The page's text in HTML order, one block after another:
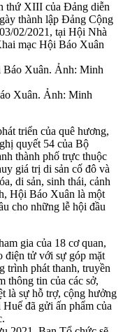
thứ XIII của Đảng diễn
thành lập Đảng Cộng
02/2021, tại Hội Nhà
mạc Hội Báo Xuân
Xuân. Ảnh: Minh
triển của quê hương,
quyết 54 của Bộ
thành phố trực thuộc
giá trị di sản cố đô và
di sản, sinh thái, cảnh
Hội Báo Xuân là một
cho những lễ hội đầu
gia của 18 cơ quan,
điện tử với sự góp mặt
trình phát thanh, truyền
thông tin của các sở,
là sự hỗ trợ, cộng hưởng
đã gửi ấn phẩm của